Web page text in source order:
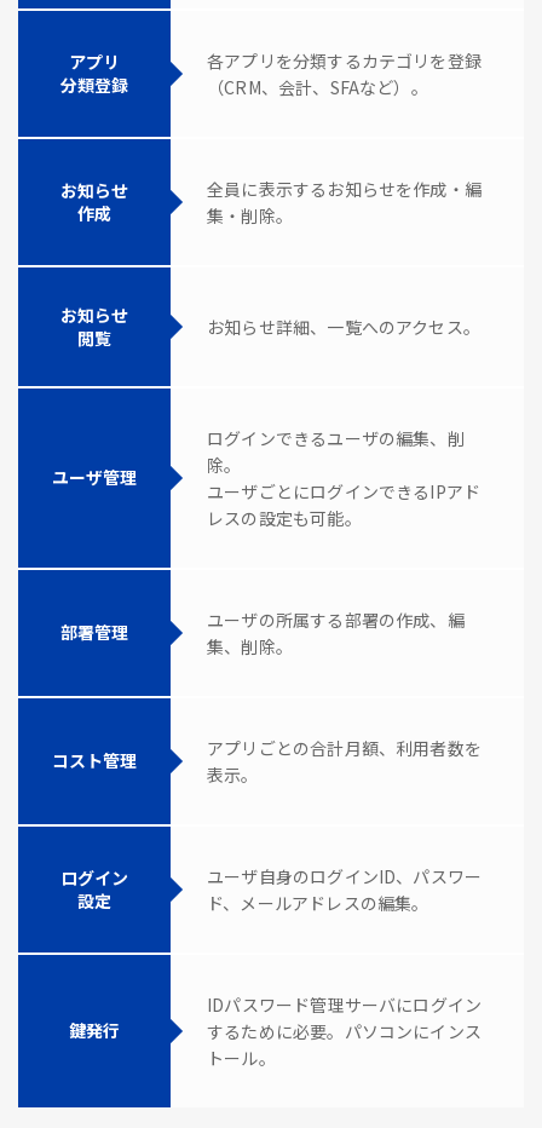
アプリ
分類登録
各アプリを分類するカテゴリを登録
（CRM、会計、SFAなど）。
お知らせ
作成
全員に表示するお知らせを作成・編
集・削除。
お知らせ
閲覧
お知らせ詳細、一覧へのアクセス。
ユーザ管理
ログインできるユーザの編集、削
除。
ユーザごとにログインできるIPアド
レスの設定も可能。
部署管理
ユーザの所属する部署の作成、編
集、削除。
コスト管理
アプリごとの合計月額、利用者数を
表示。
ログイン
設定
ユーザ自身のログインID、パスワー
ド、メールアドレスの編集。
鍵発行
IDパスワード管理サーバにログイン
するために必要。パソコンにインス
トール。